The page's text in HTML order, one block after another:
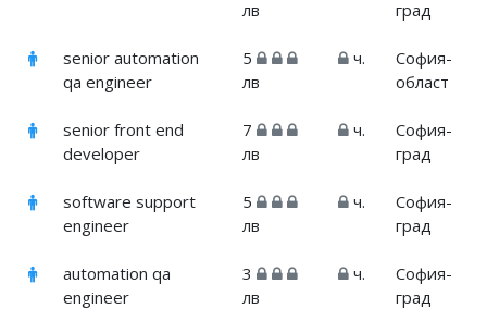
лв град
senior automation
qa engineer
5
лв
ч.
София-
област
senior front end
developer
7
лв
ч.
София-
град
software support
engineer
5
лв
ч.
София-
град
automation qa
engineer
3
лв
ч.
София-
град